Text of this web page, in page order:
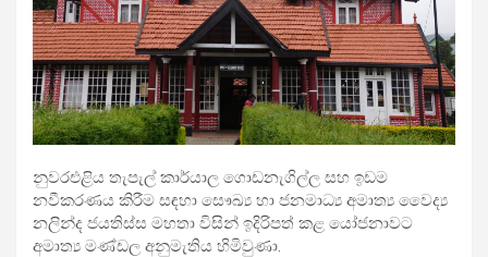
නුවරඑළිය තැපැල් කාර්යාල ගොඩනැගිල්ල සහ ඉඩම
නවීකරණය කිරීම සඳහා සෞඛ්‍ය හා ජනමාධ්‍ය අමාත්‍ය වෛද්‍ය
නලින්ද ජයතිස්ස මහතා විසින් ඉදිරිපත් කළ යෝජනාවට
අමාත්‍ය මණ්ඩල අනුමැතිය හිමිවුණා.